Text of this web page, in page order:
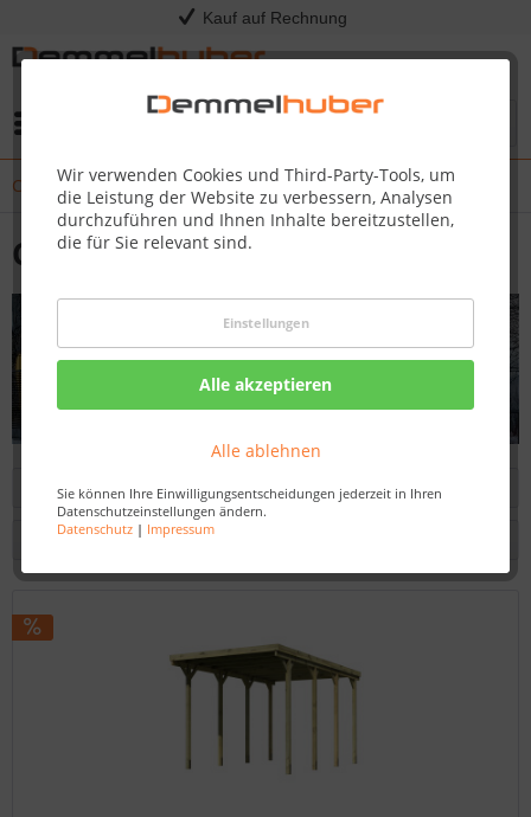
Kauf auf Rechnung
Wir verwenden Cookies und Third-Party-Tools, um
die Leistung der Website zu verbessern, Analysen
durchzuführen und Ihnen Inhalte bereitzustellen,
die für Sie relevant sind.
Einstellungen
Alle akzeptieren
Alle ablehnen
Sie können Ihre Einwilligungsentscheidungen jederzeit in Ihren
Datenschutzeinstellungen ändern.
Datenschutz| Impressum
Carports
Carports
Filtern